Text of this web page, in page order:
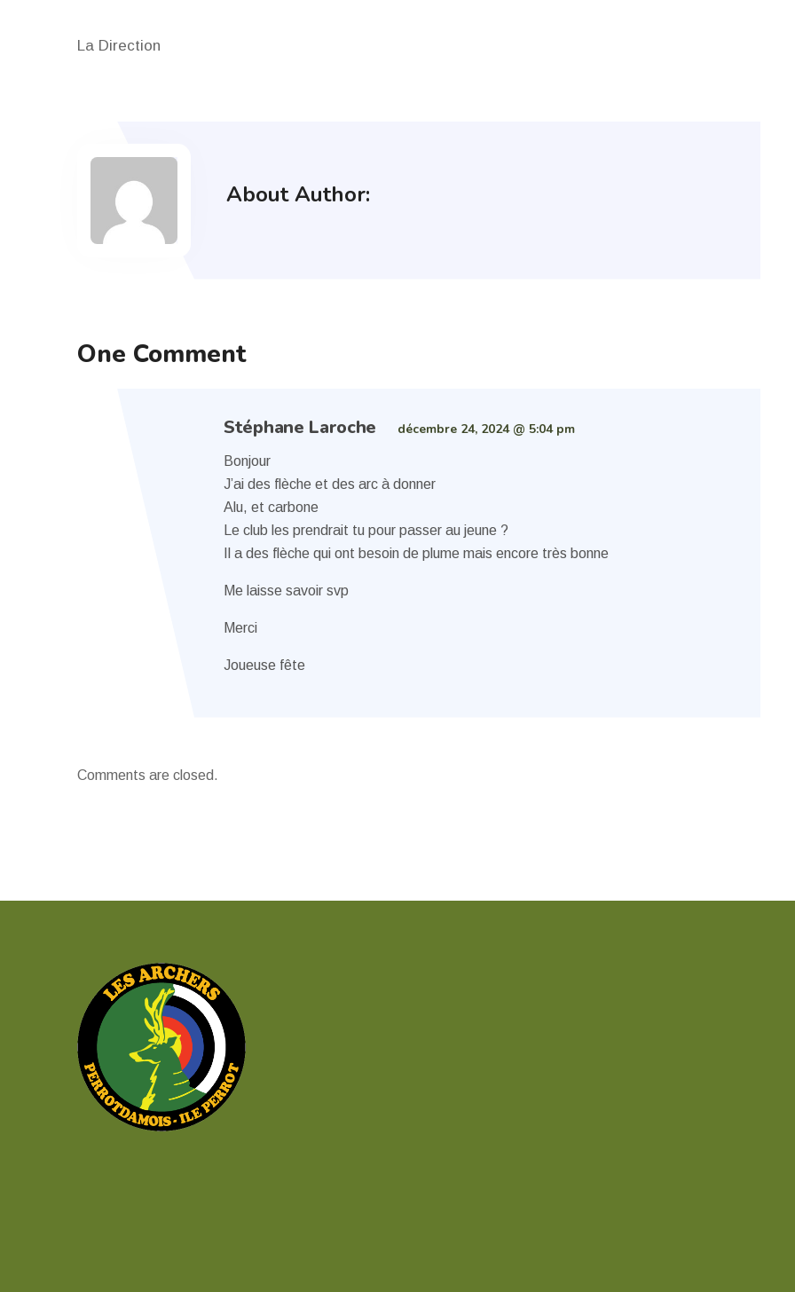
La Direction
About Author:
One Comment
Stéphane Laroche décembre 24, 2024 @ 5:04 pm
Bonjour
J’ai des flèche et des arc à donner
Alu, et carbone
Le club les prendrait tu pour passer au jeune ?
Il a des flèche qui ont besoin de plume mais encore très bonne
Me laisse savoir svp
Merci
Joueuse fête
Comments are closed.